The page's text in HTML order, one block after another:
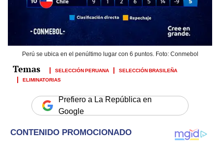
Perú se ubica en el penúltimo lugar con 6 puntos. Foto: Conmebol
SELECCIÓN PERUANA
SELECCIÓN BRASILEÑA
ELIMINATORIAS
Prefiero a La República en
Google